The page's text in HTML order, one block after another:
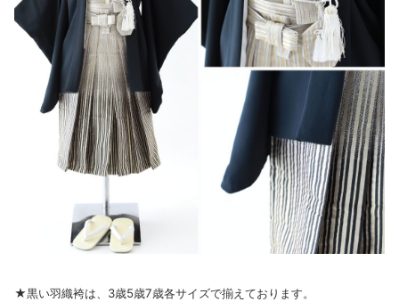
★黒い羽織袴は、3歳5歳7歳各サイズで揃えております。